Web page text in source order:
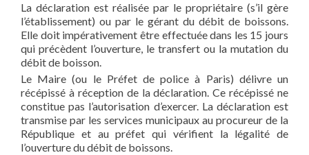
La déclaration est réalisée par le propriétaire (s’il gère
l’établissement) ou par le gérant du débit de boissons.
Elle doit impérativement être effectuée dans les 15 jours
qui précèdent l’ouverture, le transfert ou la mutation du
débit de boisson.
Le Maire (ou le Préfet de police à Paris) délivre un
récépissé à réception de la déclaration. Ce récépissé ne
constitue pas l’autorisation d’exercer. La déclaration est
transmise par les services municipaux au procureur de la
République et au préfet qui vérifient la légalité de
l’ouverture du débit de boissons.